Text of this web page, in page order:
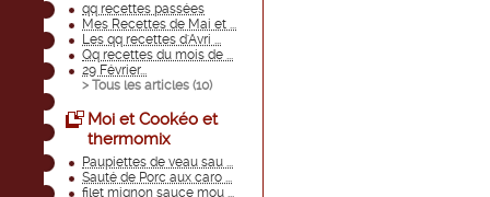
qq recettes passées
Mes Recettes de Mai et ...
Les qq recettes d'Avri ...
Qq recettes du mois de ...
29 Février...
> Tous les articles (10)
Moi et Cookéo et
thermomix
Paupiettes de veau sau ...
Sauté de Porc aux caro ...
filet mignon sauce mou ...